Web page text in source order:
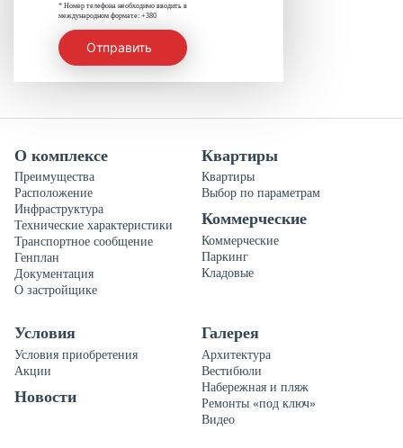
* Номер телефона необходимо вводить в
международном формате: +380
Отправить
О комплексе
Преимущества
Расположение
Инфраструктура
Технические характеристики
Транспортное сообщение
Генплан
Документация
О застройщике
Квартиры
Квартиры
Выбор по параметрам
Коммерческие
Коммерческие
Паркинг
Кладовые
Условия
Условия приобретения
Акции
Новости
Галерея
Архитектура
Вестибюли
Набережная и пляж
Ремонты «под ключ»
Видео